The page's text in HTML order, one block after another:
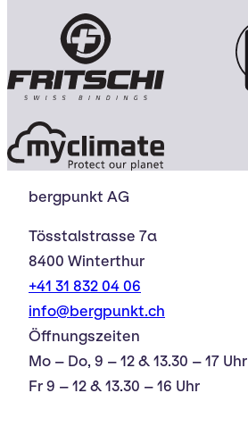
bergpunkt AG
Tösstalstrasse 7a
8400 Winterthur
+41 31 832 04 06
info@bergpunkt.ch
Öffnungszeiten
Mo – Do, 9 – 12 & 13.30 – 17 Uhr
Fr 9 – 12 & 13.30 – 16 Uhr